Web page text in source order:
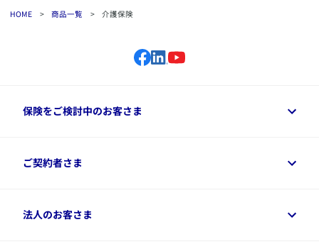
HOME > 商品一覧 > 介護保険
保険をご検討中のお客さま
保険をご検討中のお客さまトップ
資料請求
ご契約者さま
ご契約者さまトップ
法人のお客さま